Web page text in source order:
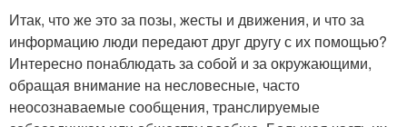
Итак, что же это за позы, жесты и движения, и что за
информацию люди передают друг другу с их помощью?
Интересно понаблюдать за собой и за окружающими,
обращая внимание на несловесные, часто
неосознаваемые сообщения, транслируемые